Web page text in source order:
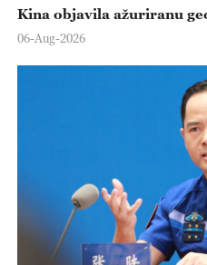
Kina objavila ažuriranu
06-Aug-2026